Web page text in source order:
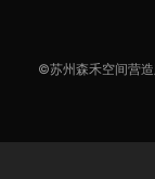
©苏州森禾空间营